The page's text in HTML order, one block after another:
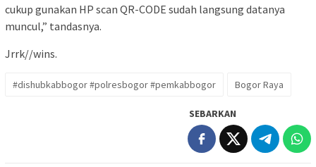
cukup gunakan HP scan QR-CODE sudah langsung datanya
muncul,” tandasnya.
Jrrk//wins.
#dishubkabbogor #polresbogor #pemkabbogor Bogor Raya
SEBARKAN